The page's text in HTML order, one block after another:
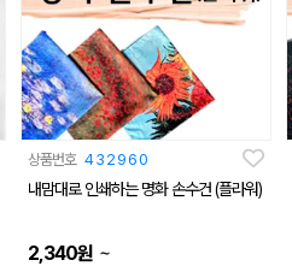
상품번호 432960
내맘대로 인쇄하는 명화 손수건 (플라워)
2,340원 ~